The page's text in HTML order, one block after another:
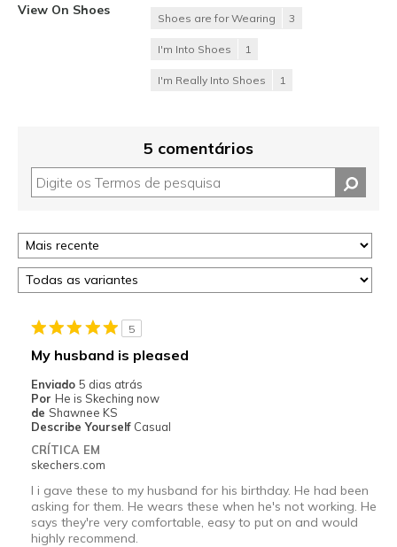
View On Shoes
Shoes are for Wearing 3
I'm Into Shoes 1
I'm Really Into Shoes 1
5 comentários
5
My husband is pleased
Enviado 5 dias atrás
Por He is Skeching now
de Shawnee KS
Describe Yourself Casual
CRÍTICA EM
skechers.com
I i gave these to my husband for his birthday. He had been
asking for them. He wears these when he's not working. He
says they're very comfortable, easy to put on and would
highly recommend.